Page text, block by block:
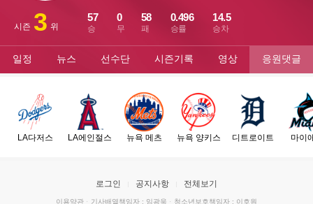
시즌 3 위 승
57
무
0
패
58
승률
0.496
승차
14.5
일정 뉴스 선수단 시즌기록 영상 응원댓글
LA다저스 LA에인절스 뉴욕 메츠 뉴욕 양키스 디트로이트 마이
로그인 공지사항 전체보기
이용약관 · 기사배열책임자 : 임광욱 · 청소년보호책임자 : 이호원